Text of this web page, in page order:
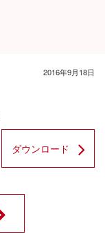
2016年9月18日
ダウンロード